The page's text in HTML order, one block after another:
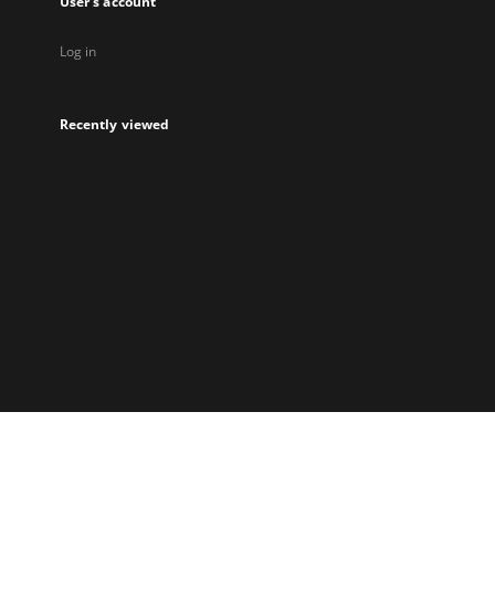
Log in
Recently viewed